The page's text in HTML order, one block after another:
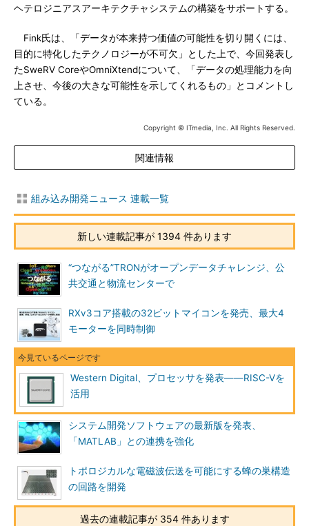
ヘテロジニアスアーキテクチャシステムの構築をサポートする。
Fink氏は、「データが本来持つ価値の可能性を切り開くには、
目的に特化したテクノロジーが不可欠」とした上で、今回発表し
たSweRV CoreやOmniXtendについて、「データの処理能力を向
上させ、今後の大きな可能性を示してくれるもの」とコメントし
ている。
Copyright © ITmedia, Inc. All Rights Reserved.
関連情報
組み込み開発ニュース 連載一覧
新しい連載記事が 1394 件あります
“つながる”TRONがオープンデータチャレンジ、公
共交通と物流センターで
RXv3コア搭載の32ビットマイコンを発売、最大4
モーターを同時制御
Western Digital、プロセッサを発表――RISC-Vを
活用
システム開発ソフトウェアの最新版を発表、
「MATLAB」との連携を強化
トポロジカルな電磁波伝送を可能にする蜂の巣構造
の回路を開発
過去の連載記事が 354 件あります